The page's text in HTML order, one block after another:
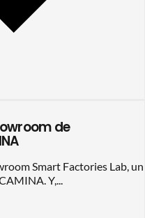
de
Smart Factories Lab, un
Y,...